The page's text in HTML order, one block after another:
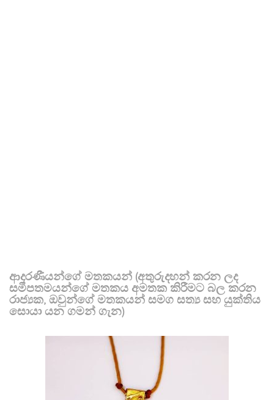
ආදරණීයන්ගේ මතකයන් (අතුරුදහන් කරන ලද
සමීපතමයන්ගේ මතකය අමතක කිරීමට බල කරන
රාජ්‍යක, ඔවුන්ගේ මතකයන් සමග සත්‍ය සහ යුක්තිය
සොයා යන ගමන් ගැන)